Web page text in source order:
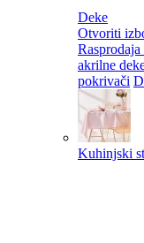
Deke
Otvoriti
Rasprodaja
akrilne
pokrivači
Kuhinjski